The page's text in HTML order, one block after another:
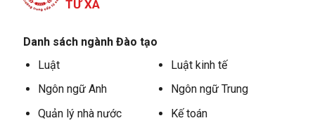
TỪ XA
Danh sách ngành Đào tạo
Luật
Luật kinh tế
Ngôn ngữ Anh
Ngôn ngữ Trung
Quản lý nhà nước
Kế toán